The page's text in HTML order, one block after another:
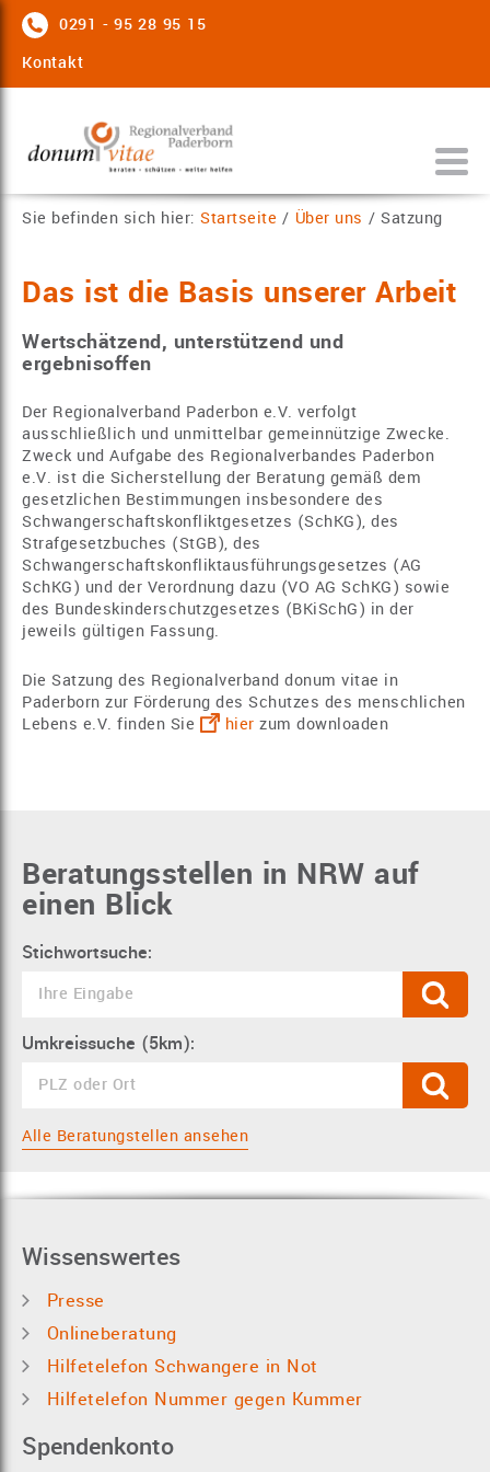
0291 - 95 28 95 15
Kontakt
Sie befinden sich hier: Startseite / Über uns / Satzung
Das ist die Basis unserer Arbeit
Wertschätzend, unterstützend und
ergebnisoffen
Der Regionalverband Paderbon e.V. verfolgt
ausschließlich und unmittelbar gemeinnützige Zwecke.
Zweck und Aufgabe des Regionalverbandes Paderbon
e.V. ist die Sicherstellung der Beratung gemäß dem
gesetzlichen Bestimmungen insbesondere des
Schwangerschaftskonfliktgesetzes (SchKG), des
Strafgesetzbuches (StGB), des
Schwangerschaftskonfliktausführungsgesetzes (AG
SchKG) und der Verordnung dazu (VO AG SchKG) sowie
des Bundeskinderschutzgesetzes (BKiSchG) in der
jeweils gültigen Fassung.
Die Satzung des Regionalverband donum vitae in
Paderborn zur Förderung des Schutzes des menschlichen
Lebens e.V. finden Sie
hier zum downloaden
Beratungsstellen in NRW auf
einen Blick
Stichwortsuche:
Umkreissuche (5km):
Alle Beratungstellen ansehen
Wissenswertes
Presse
Onlineberatung
Hilfetelefon Schwangere in Not
Hilfetelefon Nummer gegen Kummer
Spendenkonto